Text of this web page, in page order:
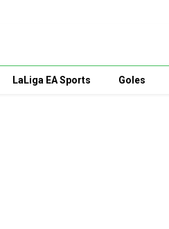
LaLiga EA Sports Goles